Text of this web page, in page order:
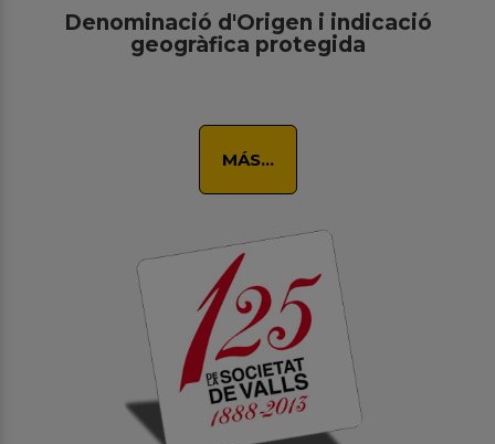
Denominació d'Origen i indicació
geogràfica protegida
MÁS...